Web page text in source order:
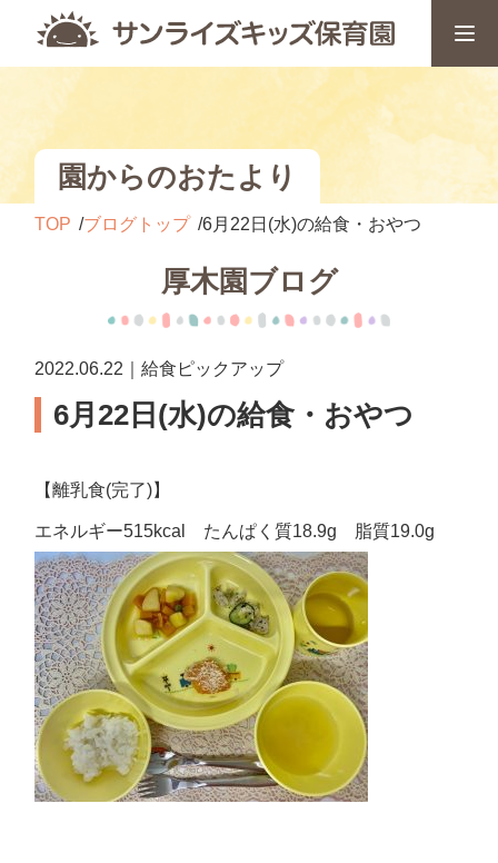
園からのおたより
TOP ブログトップ 6月22日(水)の給食・おやつ
厚木園ブログ
2022.06.22｜給食ピックアップ
6月22日(水)の給食・おやつ
【離乳食(完了)】
エネルギー515kcal たんぱく質18.9g 脂質19.0g